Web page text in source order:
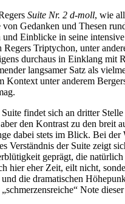
Suite Nr. 2 d-moll, wie
Gedanken und Thesen
Einblicke in seine
Regers Triptychon, unter
durchaus in Einklang mit
langsamer Satz als
Kontext unter anderem
findet sich an dritter
den Kontrast zu den breit
dabei stets im Blick. Bei
Verständnis der Suite zeigt
geprägt, die
hier eher Zeit, eilt nicht,
die dramatischen
Note